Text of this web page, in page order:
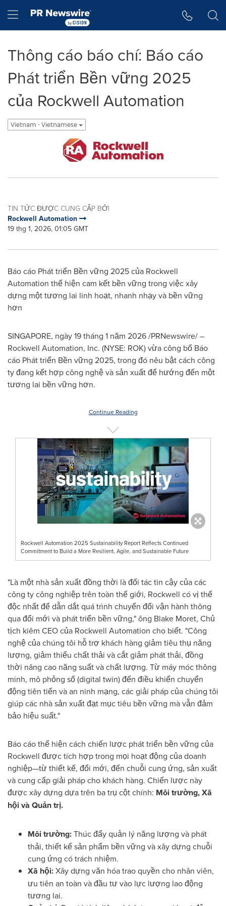
Hamburger menu
Thông cáo báo chí: Báo cáo
Phát triển Bền vững 2025
của Rockwell Automation
Vietnam - Vietnamese
TIN TỨC ĐƯỢC CUNG CẤP BỞI
Rockwell Automation
19 thg 1, 2026, 01:05 GMT
Báo cáo Phát triển Bền vững 2025 của Rockwell
Automation thể hiện cam kết bền vững trong việc xây
dựng một tương lai linh hoạt, nhanh nhạy và bền vững
hơn
SINGAPORE, ngày 19 tháng 1 năm 2026 /PRNewswire/ –
Rockwell Automation, Inc. (NYSE: ROK) vừa công bố Báo
cáo Phát triển Bền vững 2025, trong đó nêu bật cách công
ty đang kết hợp công nghệ và sản xuất để hướng đến một
tương lai bền vững hơn.
Continue Reading
Rockwell Automation 2025 Sustainability Report Reflects Continued
Commitment to Build a More Resilient, Agile, and Sustainable Future
"Là một nhà sản xuất đồng thời là đối tác tin cậy của các
công ty công nghiệp trên toàn thế giới, Rockwell có vị thế
độc nhất để dẫn dắt quá trình chuyển đổi vận hành thông
qua đổi mới và phát triển bền vững," ông Blake Moret, Chủ
tịch kiêm CEO của Rockwell Automation cho biết. "Công
nghệ của chúng tôi hỗ trợ khách hàng giảm tiêu thụ năng
lượng, giảm thiểu chất thải và cắt giảm phát thải, đồng
thời nâng cao năng suất và chất lượng. Từ máy móc thông
minh, mô phỏng số (digital twin) đến điều khiển chuyển
động tiên tiến và an ninh mạng, các giải pháp của chúng tôi
giúp các nhà sản xuất đạt mục tiêu bền vững mà vẫn đảm
bảo hiệu suất."
Báo cáo thể hiện cách chiến lược phát triển bền vững của
Rockwell được tích hợp trong mọi hoạt động của doanh
nghiệp—từ thiết kế, đổi mới, đến chuỗi cung ứng, sản xuất
và cung cấp giải pháp cho khách hàng. Chiến lược này
được xây dựng dựa trên ba trụ cột chính: Môi trường, Xã
hội và Quản trị.
Môi trường:Thúc đẩy quản lý năng lượng và phát
thải, thiết kế sản phẩm bền vững và xây dựng chuỗi
cung ứng có trách nhiệm.
Xã hội:Xây dựng văn hóa trao quyền cho nhân viên,
ưu tiên an toàn và đầu tư vào lực lượng lao động
tương lai.